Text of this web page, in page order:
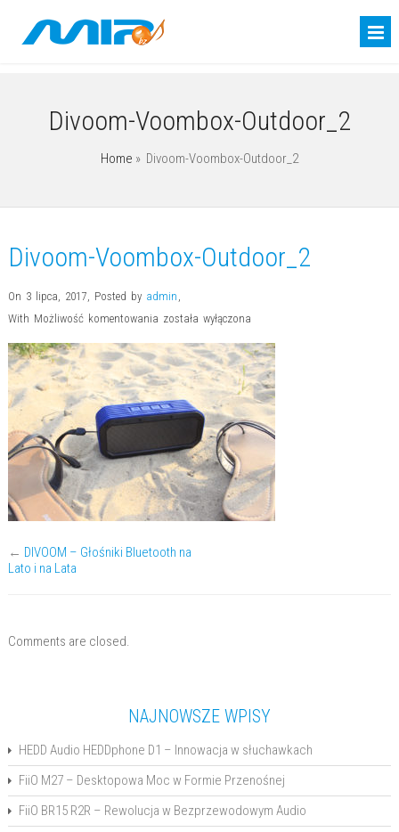
Divoom-Voombox-Outdoor_2
Home » Divoom-Voombox-Outdoor_2
Divoom-Voombox-Outdoor_2
On 3 lipca, 2017, Posted by admin ,
With Możliwość komentowania Divoom-
Voombox-
Outdoor_2
została wyłączona
← DIVOOM – Głośniki Bluetooth na
Lato i na Lata
Comments are closed.
NAJNOWSZE WPISY
HEDD Audio HEDDphone D1 – Innowacja w słuchawkach
FiiO M27 – Desktopowa Moc w Formie Przenośnej
FiiO BR15 R2R – Rewolucja w Bezprzewodowym Audio